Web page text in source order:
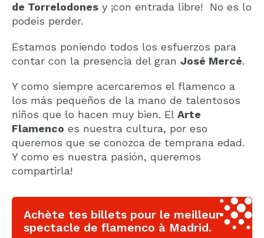
de Torrelodones y ¡con entrada libre! No es lo
podeis perder.
Estamos poniendo todos los esfuerzos para
contar con la presencia del gran José Mercé.
Y como siempre acercaremos el flamenco a
los más pequeños de la mano de talentosos
niños que lo hacen muy bien. El Arte
Flamenco es nuestra cultura, por eso
queremos que se conozca de temprana edad.
Y como es nuestra pasión, queremos
compartirla!
Achète tes billets pour le meilleur
spectacle de flamenco à Madrid.